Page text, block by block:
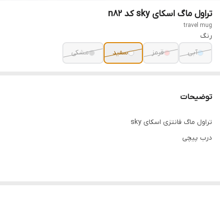
تراول ماگ اسکای sky کد n82
travel mug
رنگ
آبی
قرمز سفید مشکی
توضیحات
تراول ماگ فانتزی اسکای sky
درب پیچی